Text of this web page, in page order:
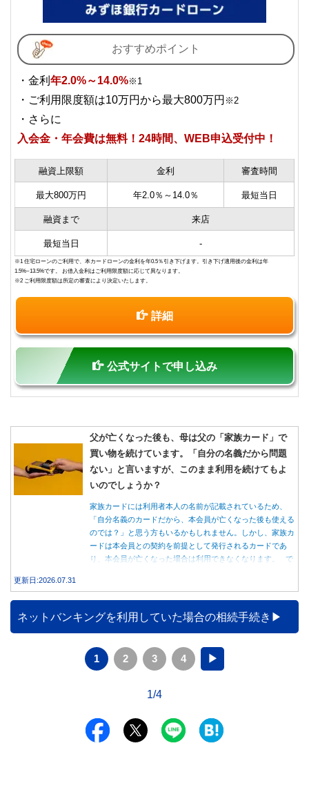
おすすめポイント
・金利年2.0%～14.0%※1
・ご利用限度額は10万円から最大800万円 ※2
・さらに
入会金・年会費は無料！24時間、WEB申込受付中！
融資上限額 金利 審査時間
最大800万円 年2.0％～14.0％ 最短当日
融資まで 来店
最短当日 -
※1 住宅ローンのご利用で、本カードローンの金利を年0.5％引き下げます。引き下げ適用後の金利は年
1.5%~13.5%です。 お借入金利はご利用限度額に応じて異なります。
※2 ご利用限度額は所定の審査により決定いたします。
詳細
公式サイトで申し込み
父が亡くなった後も、母は父の「家族カード」で
買い物を続けています。「自分の名義だから問題
ない」と言いますが、このまま利用を続けてもよ
いのでしょうか？
家族カードには利用者本人の名前が記載されているため、
「自分名義のカードだから、本会員が亡くなった後も使える
のでは？」と思う方もいるかもしれません。しかし、家族カ
ードは本会員との契約を前提として発行されるカードであ
り、本会員が亡くなった場合は利用できなくなります。 で
族が行うべき手続きについて分かりやすく解説します。
更新日:2026.07.31
ネットバンキングを利用していた場合の相続手続き
1 2 3 4 ▶
1/4